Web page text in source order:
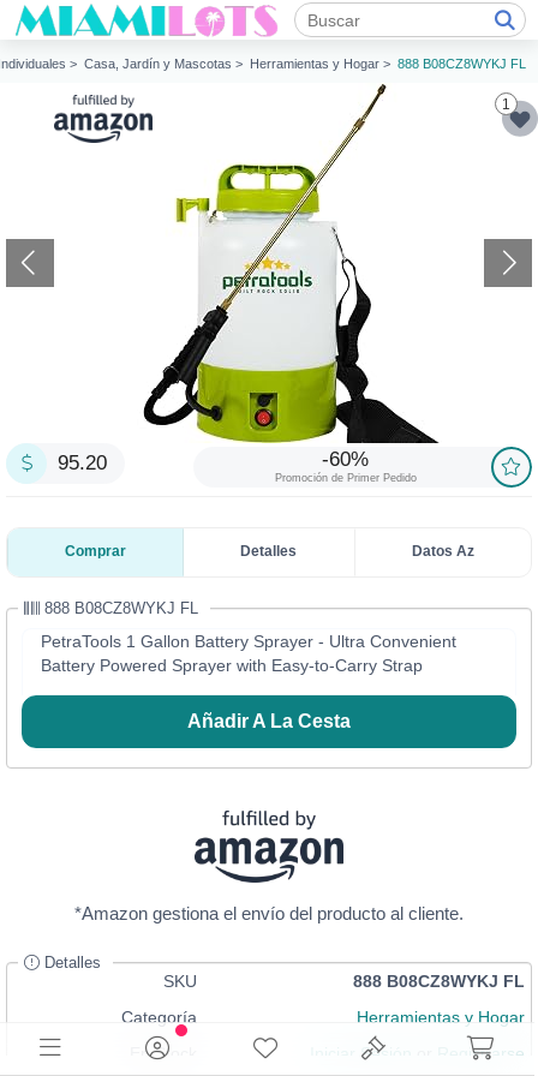
> Casa, Jardín y Mascotas > Herramientas y Hogar > 888 B08CZ8WYKJ FL
1
95.20 -60%
Promoción de Primer Pedido
Comprar Detalles Datos Az
888 B08CZ8WYKJ FL
PetraTools 1 Gallon Battery Sprayer - Ultra Convenient
Battery Powered Sprayer with Easy-to-Carry Strap
Añadir A La Cesta
*Amazon gestiona el envío del producto al cliente.
Detalles
SKU
888 B08CZ8WYKJ FL
Categoría
Herramientas y Hogar
En Stock
Iniciar Sesión Registrarse